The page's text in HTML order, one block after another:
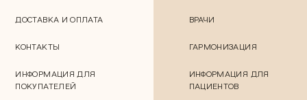
ДОСТАВКА И ОПЛАТА
КОНТАКТЫ
ИНФОРМАЦИЯ ДЛЯ
ПОКУПАТЕЛЕЙ
ВРАЧИ
ГАРМОНИЗАЦИЯ
ИНФОРМАЦИЯ ДЛЯ
ПАЦИЕНТОВ